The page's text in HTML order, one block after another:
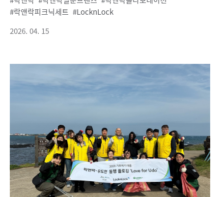
락앤락피크닉세트
LocknLock
2026. 04. 15